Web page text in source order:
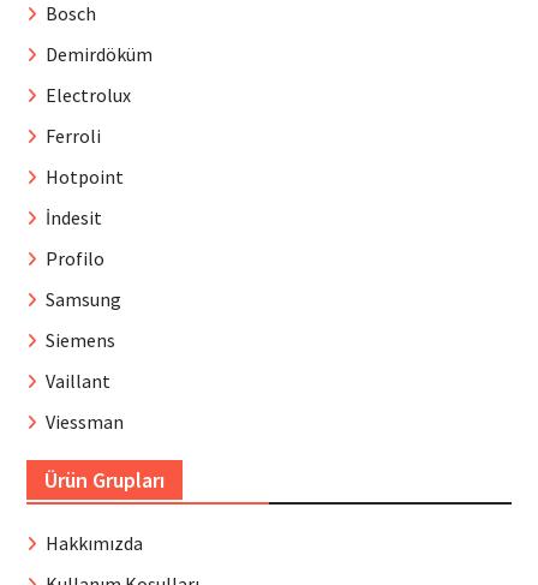
Bosch
Demirdöküm
Electrolux
Ferroli
Hotpoint
İndesit
Profilo
Samsung
Siemens
Vaillant
Viessman
Ürün Grupları
Hakkımızda